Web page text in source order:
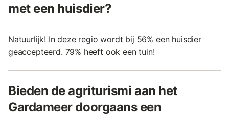
met een huisdier?
Natuurlijk! In deze regio wordt bij 56% een huisdier
geaccepteerd. 79% heeft ook een tuin!
Bieden de agriturismi aan het
Gardameer doorgaans een